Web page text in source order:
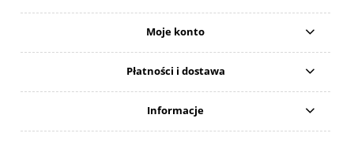
Moje konto
Płatności i dostawa
Informacje